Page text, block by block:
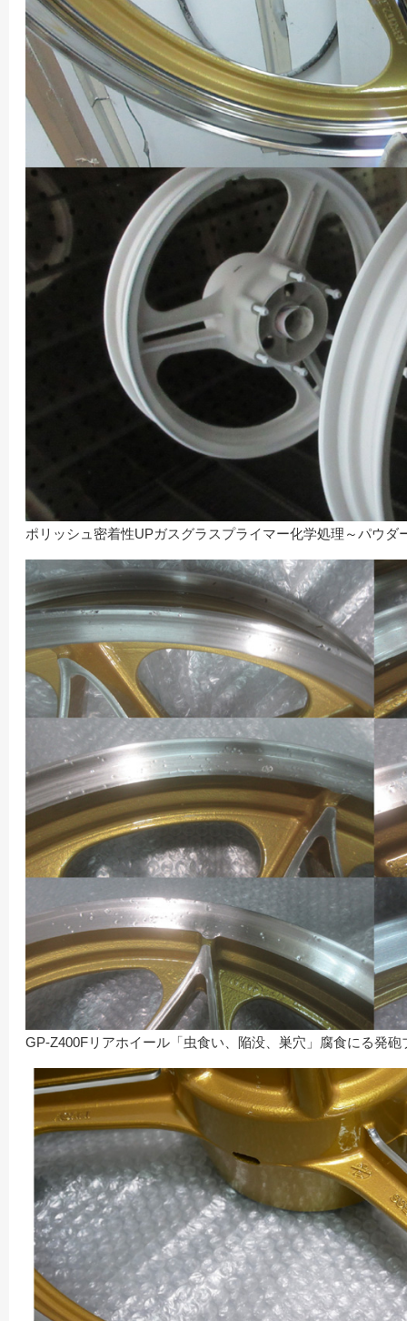
ポリッシュ密着性UPガスグラスプライマー化学処理～パウダ
GP-Z400Fリアホイール「虫食い、陥没、巣穴」腐食にる発砲